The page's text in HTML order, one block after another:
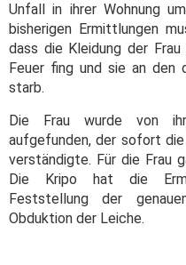
Unfall in ihrer Wohnung
bisherigen Ermittlungen
dass die Kleidung der
Feuer fing und sie an den
starb.
Die Frau wurde von
aufgefunden, der sofort
verständigte. Für die Frau
Die Kripo hat die
Feststellung der
Obduktion der Leiche.